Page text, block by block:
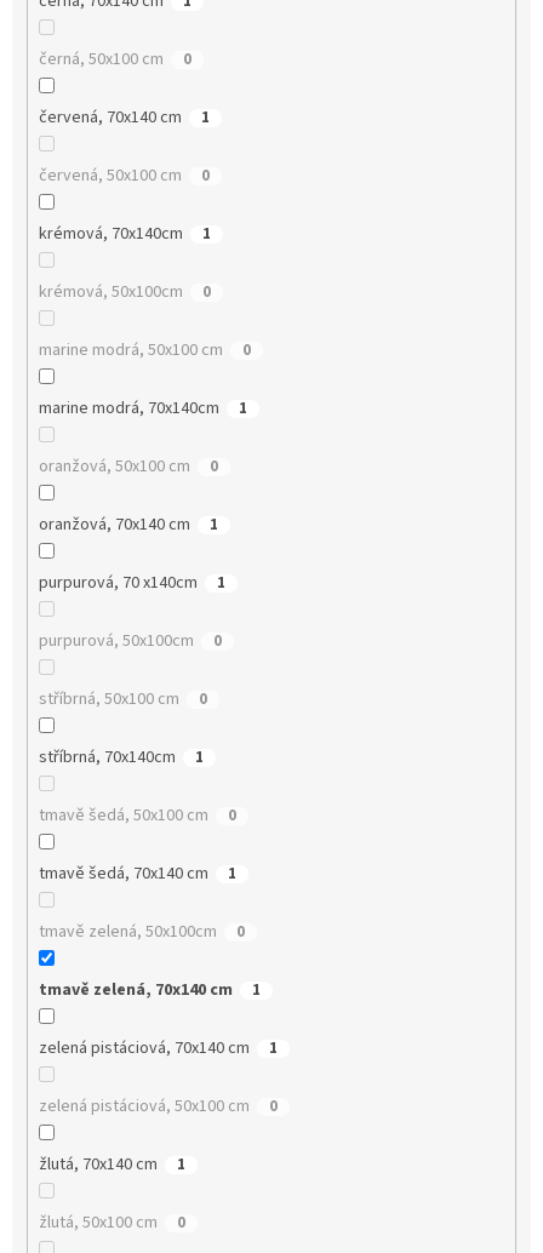
černá, 50x100 cm 0
červená, 70x140 cm 1
červená, 50x100 cm 0
krémová, 70x140cm 1
krémová, 50x100cm 0
marine modrá, 50x100 cm 0
marine modrá, 70x140cm 1
oranžová, 50x100 cm 0
oranžová, 70x140 cm 1
purpurová, 70 x140cm 1
purpurová, 50x100cm 0
stříbrná, 50x100 cm 0
stříbrná, 70x140cm 1
tmavě šedá, 50x100 cm 0
tmavě šedá, 70x140 cm 1
tmavě zelená, 50x100cm 0
tmavě zelená, 70x140 cm 1
zelená pistáciová, 70x140 cm 1
zelená pistáciová, 50x100 cm 0
žlutá, 70x140 cm 1
žlutá, 50x100 cm 0